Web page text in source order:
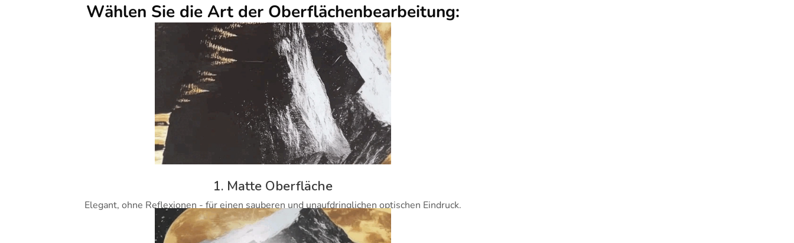
Wählen Sie die Art der Oberflächenbearbeitung:
1. Matte Oberfläche
Elegant, ohne Reflexionen - für einen sauberen und unaufdringlichen optischen Eindruck.